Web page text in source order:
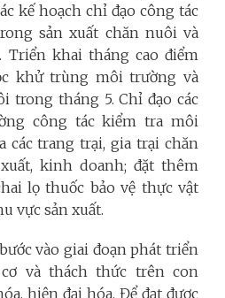
kế hoạch chỉ đạo công tác
sản xuất chăn nuôi và
khai tháng cao điểm
khử trùng môi trường và
trong tháng 5. Chỉ đạo các
công tác kiểm tra môi
các trang trại, gia trại chăn
kinh doanh; đặt thêm
lọ thuốc bảo vệ thực vật
vực sản xuất.
vào giai đoạn phát triển
và thách thức trên con
hiện đại hóa. Để đạt được